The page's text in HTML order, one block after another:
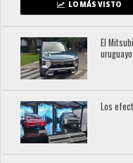
LO MÁS VISTO
El
uruguayo
Los